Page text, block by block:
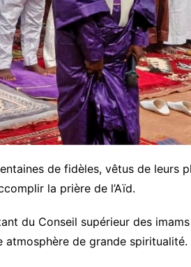
de fidèles, vêtus de leurs
la prière de l’Aïd.
du Conseil supérieur des
atmosphère de grande spiritualité.